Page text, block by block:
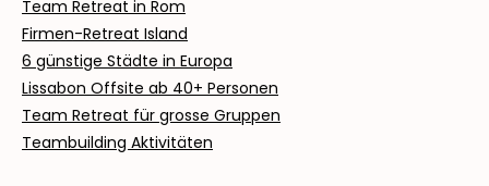
Team Retreat in Rom
Firmen-Retreat Island
6 günstige Städte in Europa
Lissabon Offsite ab 40+ Personen
Team Retreat für grosse Gruppen
Teambuilding Aktivitäten